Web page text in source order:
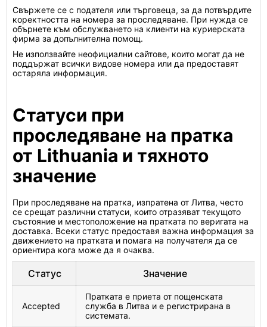
Свържете се с подателя или търговеца, за да потвърдите
коректността на номера за проследяване. При нужда се
обърнете към обслужването на клиенти на куриерската
фирма за допълнителна помощ.
Не използвайте неофициални сайтове, които могат да не
поддържат всички видове номера или да предоставят
остаряла информация.
Статуси при
проследяване на пратка
от Lithuania и тяхното
значение
При проследяване на пратка, изпратена от Литва, често
се срещат различни статуси, които отразяват текущото
състояние и местоположение на пратката по веригата на
доставка. Всеки статус предоставя важна информация за
движението на пратката и помага на получателя да се
ориентира кога може да я очаква.
Статус Значение
Accepted
Пратката е приета от пощенската
служба в Литва и е регистрирана в
системата.